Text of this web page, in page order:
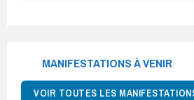
MANIFESTATIONS À VENIR
VOIR TOUTES LES